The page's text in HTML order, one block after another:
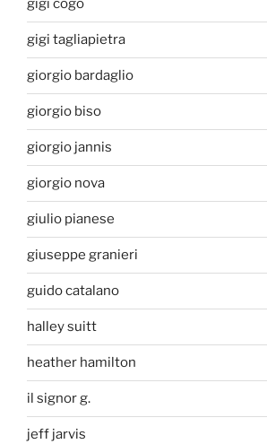
gigi cogo
gigi tagliapietra
giorgio bardaglio
giorgio biso
giorgio jannis
giorgio nova
giulio pianese
giuseppe granieri
guido catalano
halley suitt
heather hamilton
il signor g.
jeff jarvis